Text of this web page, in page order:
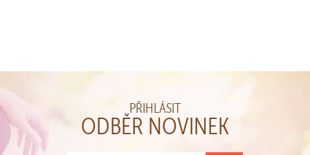
PŘIHLÁSIT
ODBĚR NOVINEK